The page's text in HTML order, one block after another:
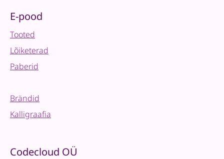
E-pood
Tooted
Lõiketerad
Paberid
Brändid
Kalligraafia
Codecloud OÜ